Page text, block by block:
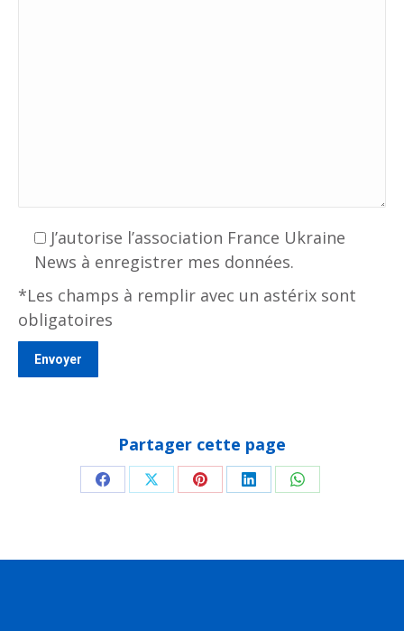
J’autorise l’association France Ukraine
News à enregistrer mes données.
*Les champs à remplir avec un astérix sont
obligatoires
Partager cette page
PartagerPartagerPartagerPartagerPartager